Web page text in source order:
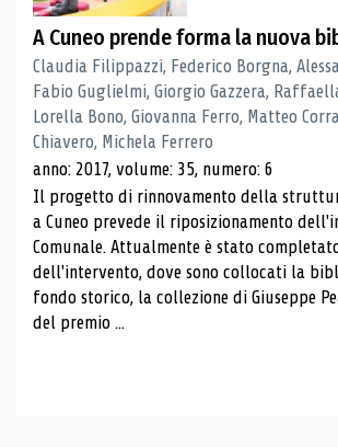
A Cuneo prende forma la nuova
Claudia Filippazzi, Federico Borgna,
Fabio Guglielmi, Giorgio Gazzera,
Lorella Bono, Giovanna Ferro, Matteo
Chiavero, Michela Ferrero
anno: 2017, volume: 35, numero: 6
Il progetto di rinnovamento della
a Cuneo prevede il riposizionamento
Comunale. Attualmente è stato
dell'intervento, dove sono collocati la
fondo storico, la collezione di Giuseppe
del premio ...